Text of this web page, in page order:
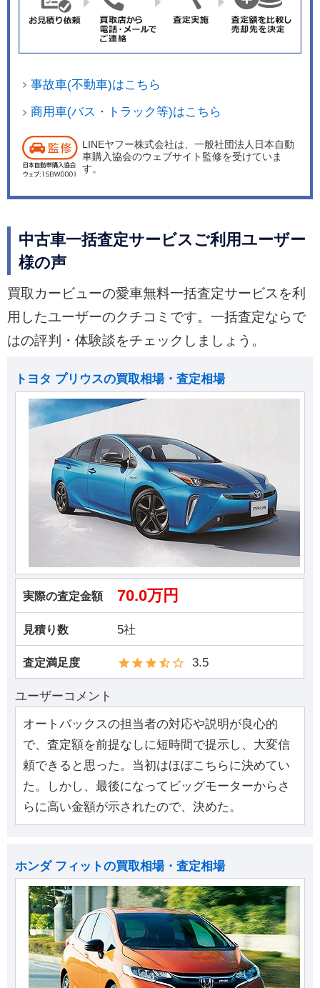
事故車(不動車)はこちら
商用車(バス・トラック等)はこちら
LINEヤフー株式会社は、一般社団法人日本自動
車購入協会のウェブサイト監修を受けていま
す。
中古車一括査定サービスご利用ユーザー
様の声
買取カービューの愛車無料一括査定サービスを利
用したユーザーのクチコミです。一括査定ならで
はの評判・体験談をチェックしましょう。
トヨタ プリウスの買取相場・査定相場
実際の査定金額 70.0万円
見積り数 5社
査定満足度 3.5
ユーザーコメント
オートバックスの担当者の対応や説明が良心的
で、査定額を前提なしに短時間で提示し、大変信
頼できると思った。当初はほぼこちらに決めてい
た。しかし、最後になってビッグモーターからさ
らに高い金額が示されたので、決めた。
ホンダ フィットの買取相場・査定相場